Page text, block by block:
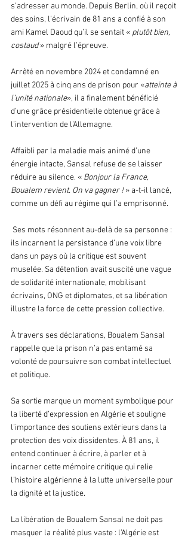
s’adresser au monde. Depuis Berlin, où il reçoit
des soins, l’écrivain de 81 ans a confié à son
ami Kamel Daoud qu’il se sentait « plutôt bien,
costaud » malgré l’épreuve.
Arrêté en novembre 2024 et condamné en
juillet 2025 à cinq ans de prison pour «atteinte à
l’unité nationale», il a finalement bénéficié
d’une grâce présidentielle obtenue grâce à
l’intervention de l’Allemagne.
Affaibli par la maladie mais animé d’une
énergie intacte, Sansal refuse de se laisser
réduire au silence. « Bonjour la France,
Boualem revient. On va gagner ! » a-t-il lancé,
comme un défi au régime qui l’a emprisonné.
ils incarnent la persistance d’une voix libre
dans un pays où la critique est souvent
muselée. Sa détention avait suscité une vague
de solidarité internationale, mobilisant
écrivains, ONG et diplomates, et sa libération
illustre la force de cette pression collective.
À travers ses déclarations, Boualem Sansal
rappelle que la prison n’a pas entamé sa
volonté de poursuivre son combat intellectuel
et politique.
Sa sortie marque un moment symbolique pour
la liberté d’expression en Algérie et souligne
l’importance des soutiens extérieurs dans la
protection des voix dissidentes. À 81 ans, il
entend continuer à écrire, à parler et à
incarner cette mémoire critique qui relie
l’histoire algérienne à la lutte universelle pour
la dignité et la justice.
La libération de Boualem Sansal ne doit pas
masquer la réalité plus vaste : l’Algérie est